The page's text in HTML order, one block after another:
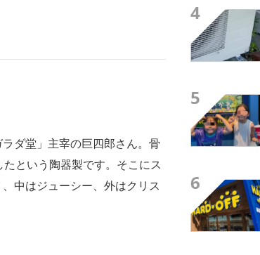
ダ堂」主宰の巨四郎さん。骨
という陶器製です。そこにス
中はジューシー、外はクリス
4
5
6